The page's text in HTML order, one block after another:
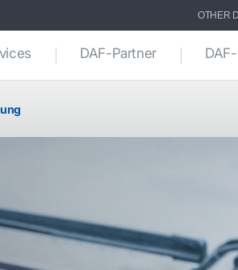
OTHER
DAF-Partner